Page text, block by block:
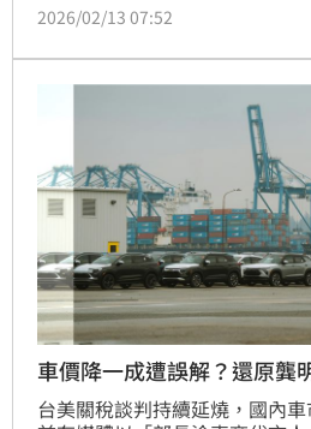
葛里爾（Jamieson Greer）大使
Reciprocal Trade，簡稱ART）
署。台美關稅談判成果亮眼，
降」，對此，政治評論員吳靜怡
2026/02/13 07:52
車價降一成遭誤解？還原龔
台美關稅談判持續延燒，國內